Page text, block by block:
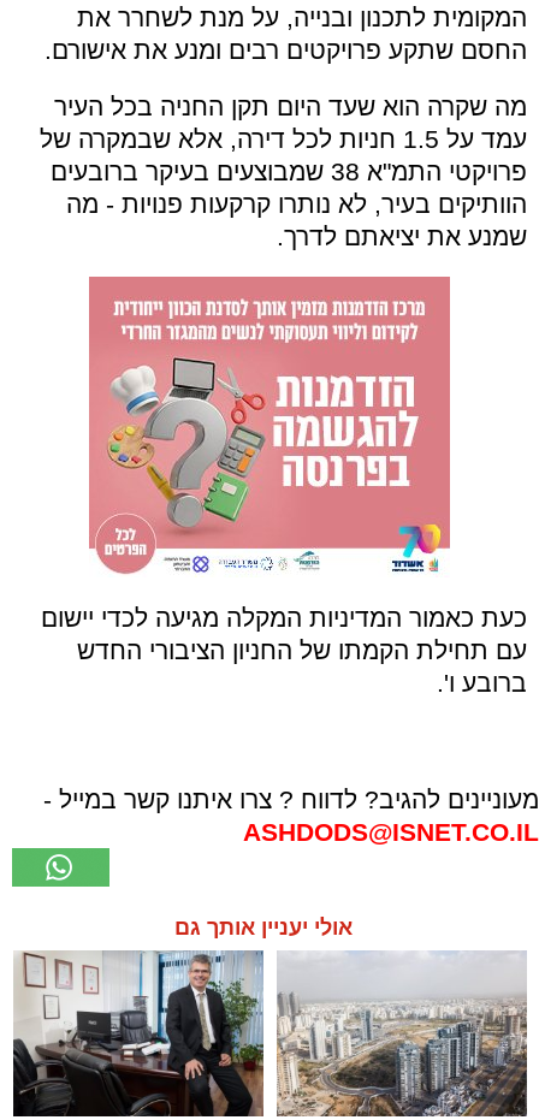
המקומית לתכנון ובנייה, על מנת לשחרר את
החסם שתקע פרויקטים רבים ומנע את אישורם.
מה שקרה הוא שעד היום תקן החניה בכל העיר
עמד על 1.5 חניות לכל דירה, אלא שבמקרה של
פרויקטי התמ"א 38 שמבוצעים בעיקר ברובעים
הוותיקים בעיר, לא נותרו קרקעות פנויות - מה
שמנע את יציאתם לדרך.
כעת כאמור המדיניות המקלה מגיעה לכדי יישום
עם תחילת הקמתו של החניון הציבורי החדש
ברובע ו'.
מעוניינים להגיב? לדווח ? צרו איתנו קשר במייל -
ASHDODS@ISNET.CO.IL
אולי יעניין אותך גם